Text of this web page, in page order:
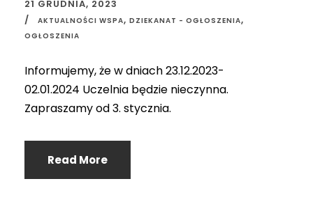
21 GRUDNIA, 2023
AKTUALNOŚCI WSPA, DZIEKANAT - OGŁOSZENIA,
OGŁOSZENIA
Informujemy, że w dniach 23.12.2023-
02.01.2024 Uczelnia będzie nieczynna.
Zapraszamy od 3. stycznia.
Read More